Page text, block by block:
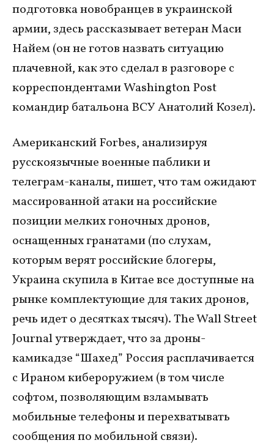
подготовка новобранцев в украинской
армии, здесь рассказывает ветеран Маси
Найем (он не готов назвать ситуацию
плачевной, как это сделал в разговоре с
корреспондентами Washington Post
командир батальона ВСУ Анатолий Козел).
Американский Forbes, анализируя
русскоязычные военные паблики и
телеграм-каналы, пишет, что там ожидают
массированной атаки на российские
позиции мелких гоночных дронов,
оснащенных гранатами (по слухам,
которым верят российские блогеры,
Украина скупила в Китае все доступные на
рынке комплектующие для таких дронов,
речь идет о десятках тысяч). The Wall Street
Journal утверждает, что за дроны-
камикадзе “Шахед” Россия расплачивается
с Ираном кибероружием (в том числе
софтом, позволяющим взламывать
мобильные телефоны и перехватывать
сообщения по мобильной связи).